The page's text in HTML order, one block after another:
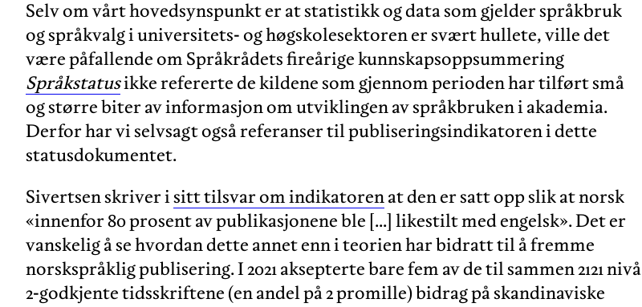
Selv om vårt hovedsynspunkt er at statistikk og data som gjelder språkbruk
og språkvalg i universitets- og høgskolesektoren er svært hullete, ville det
være påfallende om Språkrådets fireårige kunnskapsoppsummering
Språkstatusikke refererte de kildene som gjennom perioden har tilført små
og større biter av informasjon om utviklingen av språkbruken i akademia.
Derfor har vi selvsagt også referanser til publiseringsindikatoren i dette
statusdokumentet.
Sivertsen skriver isitt tilsvar om indikatorenat den er satt opp slik at norsk
«innenfor 80 prosent av publikasjonene ble […] likestilt med engelsk». Det er
vanskelig å se hvordan dette annet enn i teorien har bidratt til å fremme
norskspråklig publisering. I 2021 aksepterte bare fem av de til sammen 2121 nivå
2-godkjente tidsskriftene (en andel på 2 promille) bidrag på skandinaviske